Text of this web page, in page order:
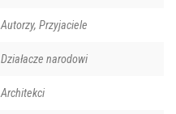
Autorzy, Przyjaciele
Działacze narodowi
Architekci